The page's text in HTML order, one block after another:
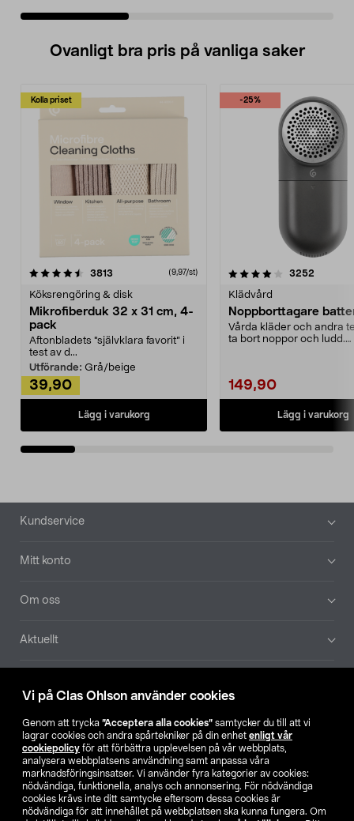
Vi på Clas Ohlson använder cookies
Genom att trycka ”Acceptera alla cookies” samtycker du till att vi
lagrar cookies och andra spårtekniker på din enhet enligt vår
cookiepolicy för att förbättra upplevelsen på vår webbplats,
analysera webbplatsens användning samt anpassa våra
marknadsföringsinsatser. Vi använder fyra kategorier av cookies:
nödvändiga, funktionella, analys och annonsering. För nödvändiga
cookies krävs inte ditt samtycke eftersom dessa cookies är
nödvändiga för att innehållet på webbplatsen ska kunna fungera. Om
Ovanligt bra pris på vanliga saker
Kolla priset
3813 (9,97/st)
Köksrengöring & disk
Mikrofiberduk 32 x 31 cm, 4-
pack
Aftonbladets "självklara favorit” i
test av d...
Utförande: Grå/beige
39,90
Lägg i varukorg
-25%
4.0av 5 stjärnor 3252
Klädvård
Noppborttagare
Vårda kläder och andra
ta bort noppor och ludd.
149,90
Lägg i varukorg
4.5av 5 stjärnor
Sidfot
Kundservice
Mitt konto
Om oss
Aktuellt
Hitta butik
SE NO FI